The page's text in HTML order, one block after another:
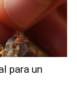
para un